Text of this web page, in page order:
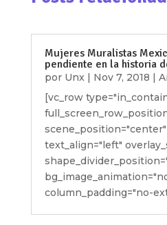
Mujeres Muralistas
pendiente en la historia
por Unx| Nov 7, 2018
[vc_row
text_align="left"
column_padding="no-